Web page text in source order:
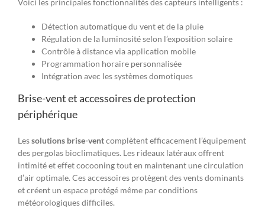
Voici les principales fonctionnalités des capteurs intelligents :
Détection automatique du vent et de la pluie
Régulation de la luminosité selon l’exposition solaire
Contrôle à distance via application mobile
Programmation horaire personnalisée
Intégration avec les systèmes domotiques
Brise-vent et accessoires de protection
périphérique
Lessolutions brise-ventcomplètent efficacement l’équipement
des pergolas bioclimatiques. Les rideaux latéraux offrent
intimité et effet cocooning tout en maintenant une circulation
d’air optimale. Ces accessoires protègent des vents dominants
et créent un espace protégé même par conditions
météorologiques difficiles.